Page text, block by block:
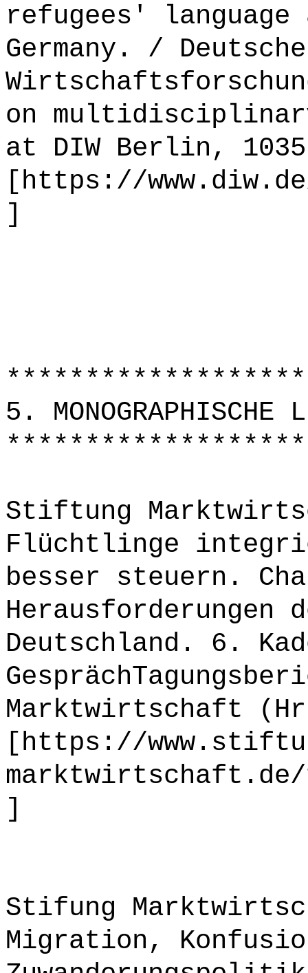
refugees'
Germany. /
on
at DIW Berlin,
[https://
]
5. MONOGRAPHISCHE
Stiftung
Flüchtlinge
besser steuern.
Herausforderungen
Deutschland. 6.
Marktwirtschaft
[https://
marktwirtschaft.de/
]
Stifung
Migration,